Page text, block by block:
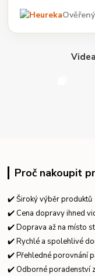
Proč nakoupit
✔️ Široký výběr produktů
✔️ Cena dopravy ihned
✔️ Doprava až na místo
✔️ Rychlé a spolehlivé
✔️ Přehledné porovnání
✔️ Odborné poradenství